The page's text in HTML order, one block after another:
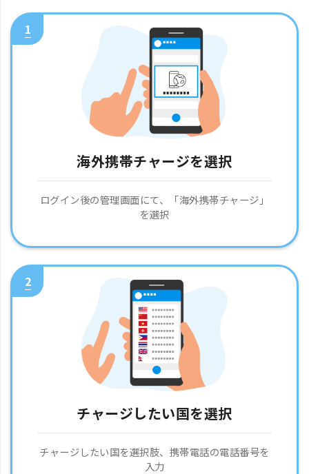
1
海外携帯チャージを選択
ログイン後の管理画面にて、「海外携帯チャージ」
を選択
2
チャージしたい国を選択
チャージしたい国を選択肢、携帯電話の電話番号を
入力